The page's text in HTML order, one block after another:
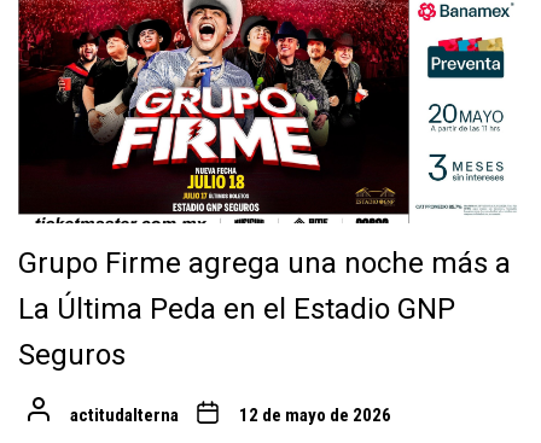
Grupo Firme agrega una noche más a
La Última Peda en el Estadio GNP
Seguros
actitudalterna 12 de mayo de 2026